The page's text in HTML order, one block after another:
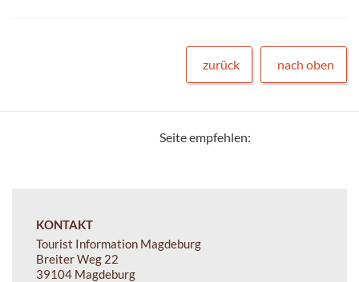
zurück nach oben
Seite empfehlen:
KONTAKT
Tourist Information Magdeburg
Breiter Weg 22
39104 Magdeburg